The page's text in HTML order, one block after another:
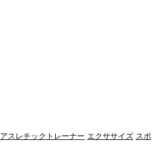
アスレチックトレーナー エクササイズ スポ